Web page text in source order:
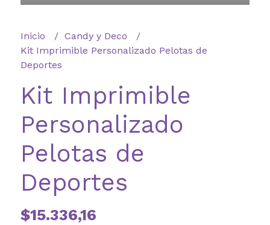
Inicio
Candy y Deco
Kit Imprimible Personalizado Pelotas de
Deportes
Kit Imprimible
Personalizado
Pelotas de
Deportes
$15.336,16